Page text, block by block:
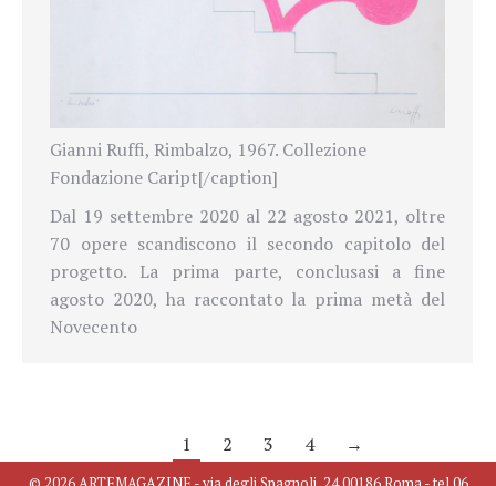
Gianni Ruffi, Rimbalzo, 1967. Collezione
Fondazione Caript[/caption]
Dal 19 settembre 2020 al 22 agosto 2021, oltre
70 opere scandiscono il secondo capitolo del
progetto. La prima parte, conclusasi a fine
agosto 2020, ha raccontato la prima metà del
Novecento
1 2 3 4 →